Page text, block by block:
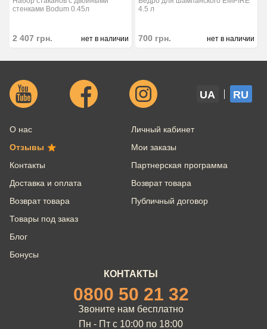
стенками Bodum 0.45л
2 407 грн. нет в наличии
4.5 л
700 грн. нет в наличии
UA RU
О нас
Отзывы
Контакты
Доставка и оплата
Возврат товара
Товары под заказ
Блог
Бонусы
Личный кабинет
Мои заказы
Партнерская программа
Возврат товара
Публичный договор
КОНТАКТЫ
0800 50 21 32
Звоните нам бесплатно
Пн - Пт с 10:00 по 18:00